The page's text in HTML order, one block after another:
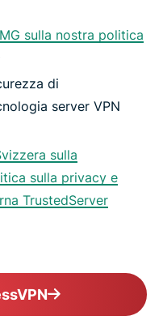
sulla nostra politica
di
server VPN
sulla
sulla privacy e
TrustedServer